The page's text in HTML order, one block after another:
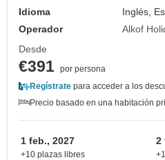
Idioma
Inglés,
Operador
Alkof
Desde
€391 por persona
Regístrate para acceder a los
Precio basado en una habitación
1 feb., 2027
+10 plazas libres
2